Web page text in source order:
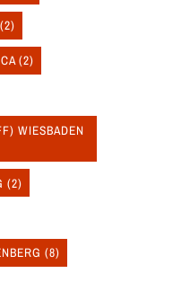
(2)
(2)
WIESBADEN
(2)
(8)